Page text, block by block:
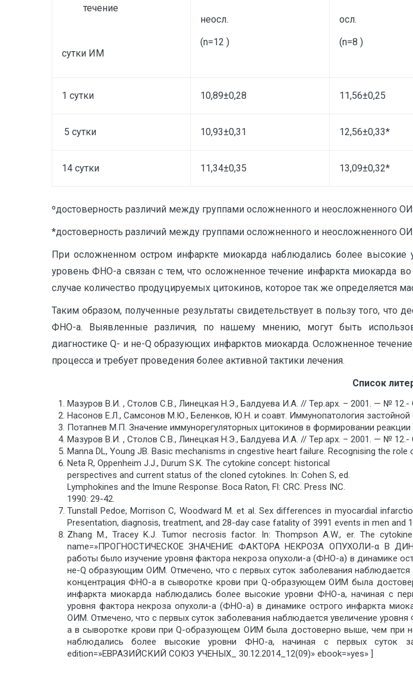
течение
сутки ИМ
неосл.
(n=12 )
осл.
(n=8 )
1 сутки 10,89±0,28 11,56±0,25
5 сутки 10,93±0,31 12,56±0,33*
14 сутки 11,34±0,35 13,09±0,32*
ºдостоверность различий между группами осложненного и неосложненного
*достоверность различий между группами осложненного и неосложненного
При осложненном остром инфаркте миокарда наблюдались более высокие
уровень ФНО-а связан с тем, что осложненное течение инфаркта миокарда
случае количество продуцируемых цитокинов, которое так же определяется
Таким образом, полученные результаты свидетельствует в пользу того, что
ФНО-а. Выявленные различия, по нашему мнению, могут быть
диагностике Q- и не-Q образующих инфарктов миокарда. Осложненное
процесса и требует проведения более активной тактики лечения.
Список
Мазуров В.И. , Столов С.В., Линецкая Н.Э., Балдуева И.А. // Тер.арх. – 2001. — № 12.-
Насонов Е.Л., Самсонов М.Ю., Беленков, Ю.Н. и соавт. Иммунопатология застойной
Потапнев М.П. Значение иммунорегуляторных цитокинов в формировании
Мазуров В.И. , Столов С.В., Линецкая Н.Э., Балдуева И.А. // Тер.арх. – 2001. — № 12.-
Manna DL, Young JB. Basic mechanisms in cngestive heart failure. Recognising the
Neta R, Oppenheim J.J., Durum S.K. The cytokine concept: historical
perspectives and current status of the cloned cytokines. In: Cohen S, ed.
Lymphokines and the Imune Response. Boca Raton, Fl: CRC. Press INC.
1990: 29-42.
Tunstall Pedoe, Morrison C, Woodward M. et al. Sex differences in myocardial
Presentation, diagnosis, treatment, and 28-day case fatality of 3991 events in men and
Zhang M., Tracey K.J. Tumor necrosis factor. In: Thompson A.W., er. The
name=»ПРОГНОСТИЧЕСКОЕ ЗНАЧЕНИЕ ФАКТОРА НЕКРОЗА ОПУХОЛИ-α В
работы было изучение уровня фактора некроза опухоли-а (ФНО-а) в динамике
не-Q образующим ОИМ. Отмечено, что с первых суток заболевания
концентрация ФНО-а в сыворотке крови при Q-образующем ОИМ была
инфаркта миокарда наблюдались более высокие уровни ФНО-а, начиная с
уровня фактора некроза опухоли-а (ФНО-а) в динамике острого инфаркта
ОИМ. Отмечено, что с первых суток заболевания наблюдается увеличение
а в сыворотке крови при Q-образующем ОИМ была достоверно выше, чем при
наблюдались более высокие уровни ФНО-а, начиная с первых суток
edition=»ЕВРАЗИЙСКИЙ СОЮЗ УЧЕНЫХ_ 30.12.2014_12(09)» ebook=»yes» ]